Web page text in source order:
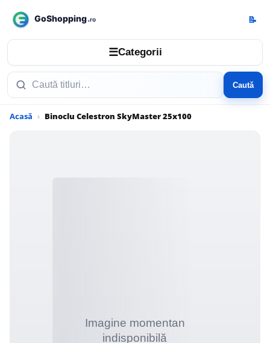
☰Categorii
Caută
📝
Acasă Binoclu Celestron SkyMaster 25x100